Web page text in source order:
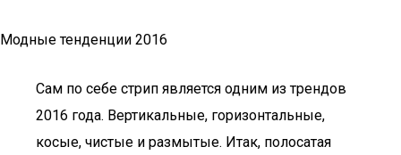
Модные тенденции 2016
Сам по себе стрип является одним из трендов
2016 года. Вертикальные, горизонтальные,
косые, чистые и размытые. Итак, полосатая